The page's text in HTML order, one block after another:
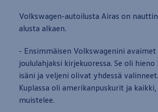
Volkswagen-autoilusta Airas on
alusta alkaen.
- Ensimmäisen Volkswagenini avaimet
joululahjaksi kirjekuoressa. Se oli hieno
isäni ja veljeni olivat yhdessä
Kuplassa oli amerikanpuskurit ja kaikki,
muistelee.